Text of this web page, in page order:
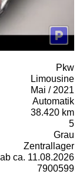
Pkw
Limousine
Mai / 2021
Automatik
38.420 km
5
Grau
Zentrallager
ab ca. 11.08.2026
7900599